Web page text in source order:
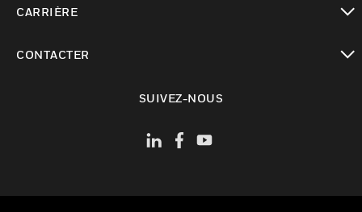
CARRIÈRE
CONTACTER
SUIVEZ-NOUS